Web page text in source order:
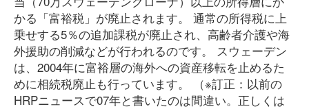
かる「富裕税」が廃止されます。 通常の所得税に上
乗せする5％の追加課税が廃止され、高齢者介護や海
外援助の削減などが行われるのです。 スウェーデン
は、2004年に富裕層の海外への資産移転を止めるた
めに相続税廃止も行っています。 （※訂正：以前の
HRPニュースで07年と書いたのは間違い。正しくは